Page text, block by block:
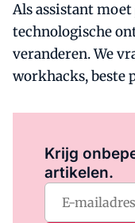
Als assistant
technologische
veranderen. We
workhacks, beste
Krijg
artikelen.